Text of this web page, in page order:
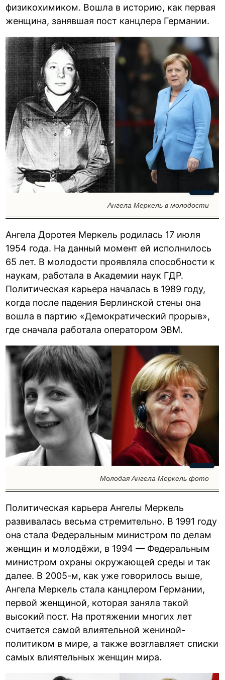
физикохимиком. Вошла в историю, как первая
женщина, занявшая пост канцлера Германии.
Ангела Меркель в молодости
Ангела Доротея Меркель родилась 17 июля
1954 года. На данный момент ей исполнилось
65 лет. В молодости проявляла способности к
наукам, работала в Академии наук ГДР.
Политическая карьера началась в 1989 году,
когда после падения Берлинской стены она
вошла в партию «Демократический прорыв»,
где сначала работала оператором ЭВМ.
Молодая Ангела Меркель фото
Политическая карьера Ангелы Меркель
развивалась весьма стремительно. В 1991 году
она стала Федеральным министром по делам
женщин и молодёжи, в 1994 — Федеральным
министром охраны окружающей среды и так
далее. В 2005-м, как уже говорилось выше,
Ангела Меркель стала канцлером Германии,
первой женщиной, которая заняла такой
высокий пост. На протяжении многих лет
считается самой влиятельной жениной-
политиком в мире, а также возглавляет списки
самых влиятельных женщин мира.